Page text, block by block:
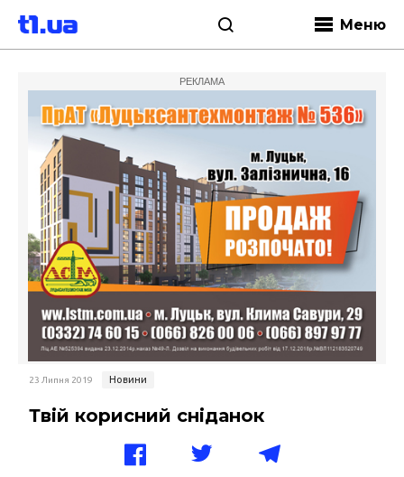
Меню
РЕКЛАМА
23 Липня 2019 Новини
Твій корисний сніданок